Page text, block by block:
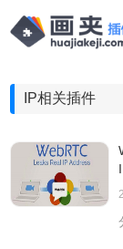
IP相关插件